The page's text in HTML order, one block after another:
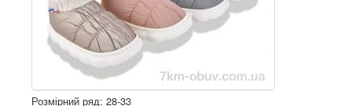
Розмірний ряд: 28-33